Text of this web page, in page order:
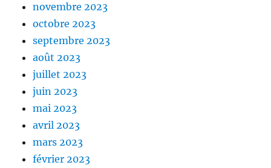
novembre 2023
octobre 2023
septembre 2023
août 2023
juillet 2023
juin 2023
mai 2023
avril 2023
mars 2023
février 2023